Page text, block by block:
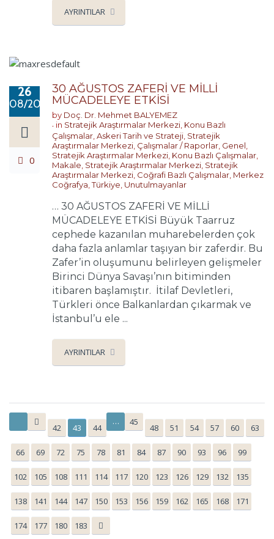
AYRINTILAR
26
08/2022
0
30 AĞUSTOS ZAFERİ VE MİLLİ
MÜCADELEYE ETKİSİ
by Doç. Dr. Mehmet BALYEMEZ
in Stratejik Araştırmalar Merkezi, Konu Bazlı
Çalışmalar,Askeri Tarih ve Strateji, Stratejik
Araştırmalar Merkezi, Çalışmalar / Raporlar, Genel,
Stratejik Araştırmalar Merkezi, Konu Bazlı Çalışmalar,
Makale, Stratejik Araştırmalar Merkezi, Stratejik
Araştırmalar Merkezi, Coğrafi Bazlı Çalışmalar, Merkez
Coğrafya,Türkiye, Unutulmayanlar
… 30 AĞUSTOS ZAFERİ VE MİLLİ
MÜCADELEYE ETKİSİ Büyük Taarruz
cephede kazanılan muharebelerden çok
daha fazla anlamlar taşıyan bir zaferdir. Bu
Zafer’in oluşumunu belirleyen gelişmeler
Birinci Dünya Savaşı’nın bitiminden
itibaren başlamıştır. İtilaf Devletleri,
Türkleri önce Balkanlardan çıkarmak ve
İstanbul’u ele ...
AYRINTILAR
42 43 44
… 45
48 51 54 57 60 63
66 69 72 75 78 81 84 87 90 93 96 99
102 105 108 111 114 117 120 123 126 129 132 135
138 141 144 147 150 153 156 159 162 165 168 171
174 177 180 183